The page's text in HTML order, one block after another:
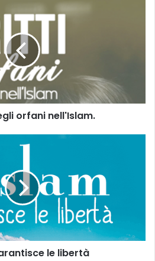
orfani nell'Islam.
le libertà